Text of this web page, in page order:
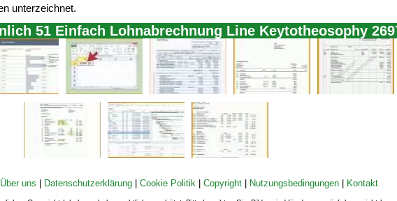
unterzeichnet.
51 Einfach Lohnabrechnung Line Keytotheosophy
Über uns Datenschutzerklärung| Cookie Politik| Copyright| Nutzungsbedingungen| Kontakt